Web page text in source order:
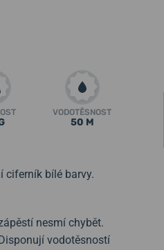
VODOTĚSNOST
50 M
ciferník bílé barvy.
nesmí chybět.
vodotěsností